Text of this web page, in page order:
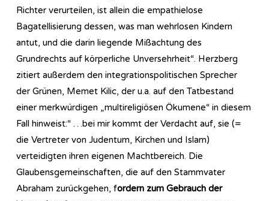
Richter verurteilen, ist allein die empathielose
Bagatellisierung dessen, was man wehrlosen Kindern
antut, und die darin liegende Mißachtung des
Grundrechts auf körperliche Unversehrheit“. Herzberg
zitiert außerdem den integrationspolitischen Sprecher
der Grünen, Memet Kilic, der u.a. auf den Tatbestand
einer merkwürdigen „multireligiösen Ökumene“ in diesem
Fall hinweist:“ …bei mir kommt der Verdacht auf, sie (=
die Vertreter von Judentum, Kirchen und Islam)
verteidigten ihren eigenen Machtbereich. Die
Glaubensgemeinschaften, die auf den Stammvater
Abraham zurückgehen, fordern zum Gebrauch der